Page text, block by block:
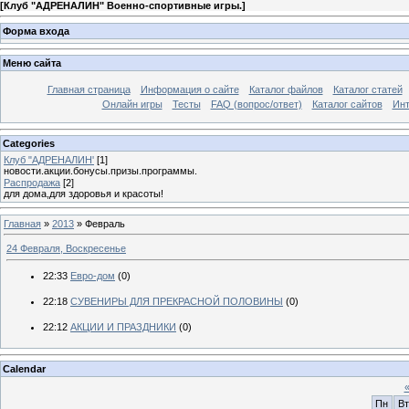
[Клуб "АДРЕНАЛИН" Военно-спортивные игры.]
Форма входа
Меню сайта
Главная страница Информация о сайте Каталог файлов
Каталог статей
Онлайн игры
Тесты FAQ (вопрос/ответ) Каталог сайтов
Categories
Клуб "АДРЕНАЛИН' [1]
новости.акции.бонусы.призы.программы.
Распродажа [2]
для дома,для здоровья и красоты!
Главная » 2013 » Февраль
24 Февраля, Воскресенье
22:33 Евро-дом (0)
22:18 СУВЕНИРЫ ДЛЯ ПРЕКРАСНОЙ ПОЛОВИНЫ (0)
22:12 АКЦИИ И ПРАЗДНИКИ (0)
Calendar
«
Пн
Вт